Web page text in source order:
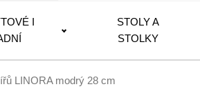
I
STOLY A
STOLKY
LINORA modrý 28 cm